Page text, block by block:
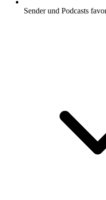
Sender und Podcasts